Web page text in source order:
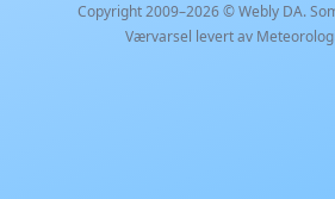
Copyright 2009–2026 ©Webly DA.
Værvarsel levert av